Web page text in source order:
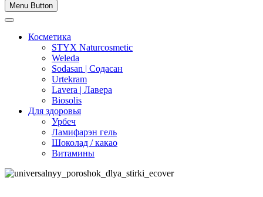
Menu Button
Косметика
STYX Naturcosmetic
Weleda
Sodasan | Содасан
Urtekram
Lavera | Лавера
Biosolis
Для здоровья
Урбеч
Ламифарэн гель
Шоколад / какао
Витамины